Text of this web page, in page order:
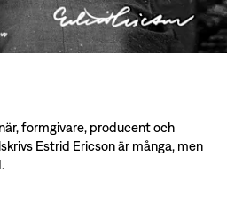
formgivare, producent och
Estrid Ericson är många, men